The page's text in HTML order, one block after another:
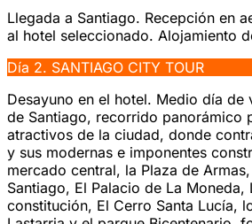
Llegada a Santiago. Recepción en
al hotel seleccionado. Alojamiento
Día 2. SANTIAGO CITY TOUR
Desayuno en el hotel. Medio día de
de Santiago, recorrido panorámico
atractivos de la ciudad, donde
y sus modernas e imponentes
mercado central, la Plaza de
Santiago, El Palacio de La Moneda,
constitución, El Cerro Santa Lucía,